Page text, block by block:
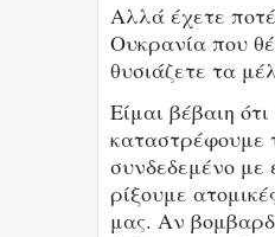
Αλλά έχετε
Ουκρανία που
θυσιάζετε τα
Είμαι βέβαιη
καταστρέφουμε
συνδεδεμένο
ρίξουμε
μας. Αν